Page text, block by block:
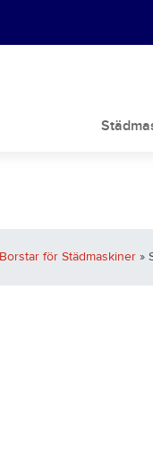
Borstar för Städmaskiner »